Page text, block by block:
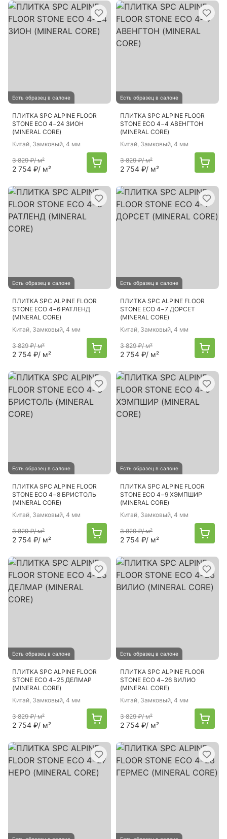
Есть образец в салоне
ПЛИТКА SPC ALPINE FLOOR
STONE ECO 4−24 ЗИОН
(MINERAL CORE)
Китай, Замковый, 4 мм
3 829 ₽/ м²
2 754 ₽/ м²
Есть образец в салоне
ПЛИТКА SPC ALPINE FLOOR
STONE ECO 4−4 АВЕНГТОН
(MINERAL CORE)
Китай, Замковый, 4 мм
3 829 ₽/ м²
2 754 ₽/ м²
Есть образец в салоне
ПЛИТКА SPC ALPINE FLOOR
STONE ECO 4−6 РАТЛЕНД
(MINERAL CORE)
Китай, Замковый, 4 мм
3 829 ₽/ м²
2 754 ₽/ м²
Есть образец в салоне
ПЛИТКА SPC ALPINE FLOOR
STONE ECO 4−7 ДОРСЕТ
(MINERAL CORE)
Китай, Замковый, 4 мм
3 829 ₽/ м²
2 754 ₽/ м²
Есть образец в салоне
ПЛИТКА SPC ALPINE FLOOR
STONE ECO 4−8 БРИСТОЛЬ
(MINERAL CORE)
Китай, Замковый, 4 мм
3 829 ₽/ м²
2 754 ₽/ м²
Есть образец в салоне
ПЛИТКА SPC ALPINE FLOOR
STONE ECO 4−9 ХЭМПШИР
(MINERAL CORE)
Китай, Замковый, 4 мм
3 829 ₽/ м²
2 754 ₽/ м²
Есть образец в салоне
ПЛИТКА SPC ALPINE FLOOR
STONE ЕСО 4−25 ДЕЛМАР
(MINERAL CORE)
Китай, Замковый, 4 мм
3 829 ₽/ м²
2 754 ₽/ м²
Есть образец в салоне
ПЛИТКА SPC ALPINE FLOOR
STONE ЕСО 4−26 ВИЛИО
(MINERAL CORE)
Китай, Замковый, 4 мм
3 829 ₽/ м²
2 754 ₽/ м²